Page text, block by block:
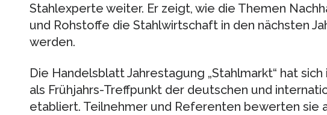
Stahlexperte weiter. Er zeigt, wie die Themen
und Rohstoffe die Stahlwirtschaft in den nächsten
werden.
Die Handelsblatt Jahrestagung „Stahlmarkt“ hat
als Frühjahrs-Treffpunkt der deutschen und
etabliert. Teilnehmer und Referenten bewerten sie